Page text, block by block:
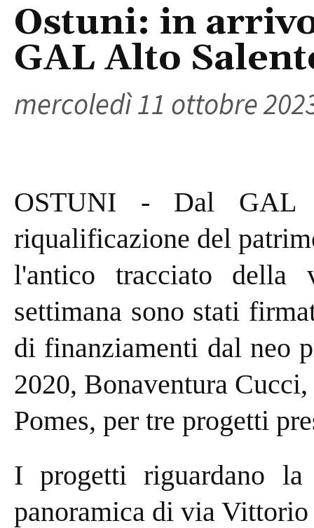
Ostuni: in
GAL Alto
mercoledì 11 ottobre
OSTUNI - Dal GAL
riqualificazione del
l'antico tracciato della
settimana sono stati
di finanziamenti dal neo
2020, Bonaventura
Pomes, per tre progetti
I progetti riguardano la
panoramica di via